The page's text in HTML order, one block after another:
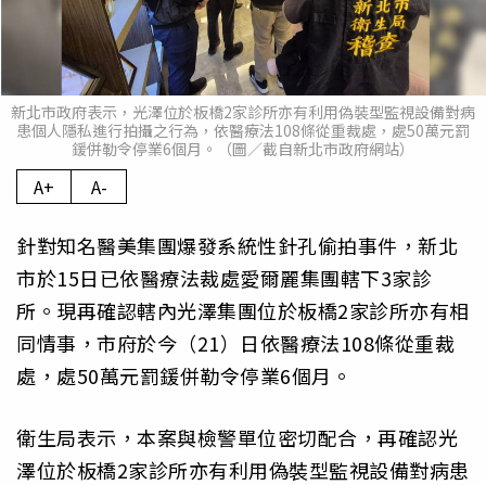
新北市政府表示，光澤位於板橋2家診所亦有利用偽裝型監視設備對病
患個人隱私進行拍攝之行為，依醫療法108條從重裁處，處50萬元罰
鍰併勒令停業6個月。（圖／截自新北市政府網站）
A+ A-
針對知名醫美集團爆發系統性針孔偷拍事件，新北
市於15日已依醫療法裁處愛爾麗集團轄下3家診
所。現再確認轄內光澤集團位於板橋2家診所亦有相
同情事，市府於今（21）日依醫療法108條從重裁
處，處50萬元罰鍰併勒令停業6個月。
衛生局表示，本案與檢警單位密切配合，再確認光
澤位於板橋2家診所亦有利用偽裝型監視設備對病患